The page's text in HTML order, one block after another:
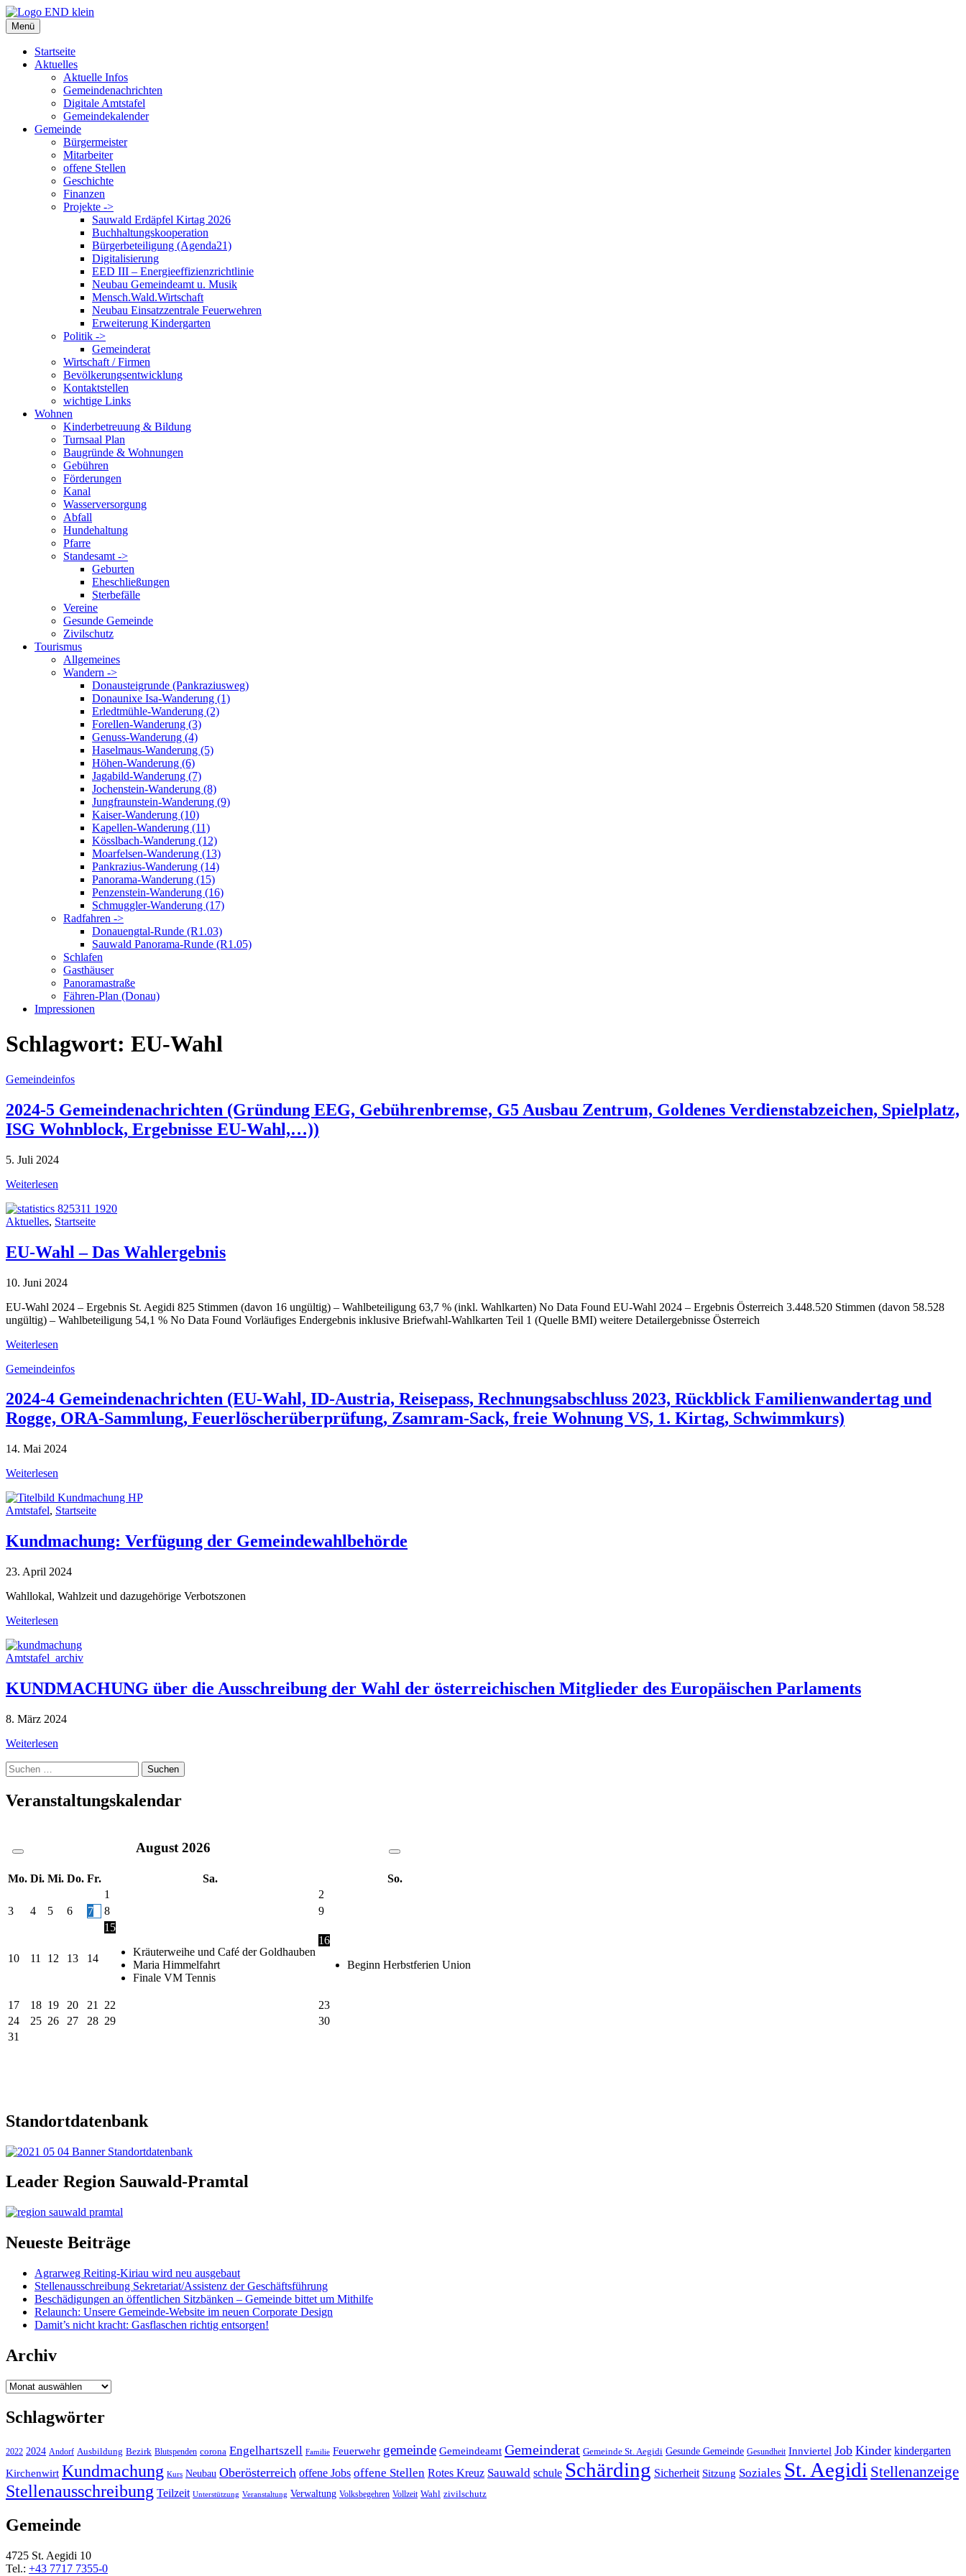
Zum
Inhalt
springen
Menü
Startseite
Aktuelles
Aktuelle Infos
Gemeindenachrichten
Digitale Amtstafel
Gemeindekalender
Gemeinde
Bürgermeister
Mitarbeiter
offene Stellen
Geschichte
Finanzen
Projekte ->
Sauwald Erdäpfel Kirtag 2026
Buchhaltungskooperation
Bürgerbeteiligung (Agenda21)
Digitalisierung
EED III – Energieeffizienzrichtlinie
Neubau Gemeindeamt u. Musik
Mensch.Wald.Wirtschaft
Neubau Einsatzzentrale Feuerwehren
Erweiterung Kindergarten
Politik ->
Gemeinderat
Wirtschaft / Firmen
Bevölkerungsentwicklung
Kontaktstellen
wichtige Links
Wohnen
Kinderbetreuung & Bildung
Turnsaal Plan
Baugründe & Wohnungen
Gebühren
Förderungen
Kanal
Wasserversorgung
Abfall
Hundehaltung
Pfarre
Standesamt ->
Geburten
Eheschließungen
Sterbefälle
Vereine
Gesunde Gemeinde
Zivilschutz
Tourismus
Allgemeines
Wandern ->
Donausteigrunde (Pankraziusweg)
Donaunixe Isa-Wanderung (1)
Erledtmühle-Wanderung (2)
Forellen-Wanderung (3)
Genuss-Wanderung (4)
Haselmaus-Wanderung (5)
Höhen-Wanderung (6)
Jagabild-Wanderung (7)
Jochenstein-Wanderung (8)
Jungfraunstein-Wanderung (9)
Kaiser-Wanderung (10)
Kapellen-Wanderung (11)
Kösslbach-Wanderung (12)
Moarfelsen-Wanderung (13)
Pankrazius-Wanderung (14)
Panorama-Wanderung (15)
Penzenstein-Wanderung (16)
Schmuggler-Wanderung (17)
Radfahren ->
Donauengtal-Runde (R1.03)
Sauwald Panorama-Runde (R1.05)
Schlafen
Gasthäuser
Panoramastraße
Fähren-Plan (Donau)
Impressionen
Schlagwort: EU-Wahl
Gemeindeinfos
2024-5 Gemeindenachrichten (Gründung EEG, Gebührenbremse, G5 Ausbau Zentrum, Goldenes Verdienstabzeichen, Spielplatz,
ISG Wohnblock, Ergebnisse EU-Wahl,…))
5. Juli 2024
Weiterlesen
Aktuelles, Startseite
EU-Wahl – Das Wahlergebnis
10. Juni 2024
EU-Wahl 2024 – Ergebnis St. Aegidi 825 Stimmen (davon 16 ungültig) – Wahlbeteiligung 63,7 % (inkl. Wahlkarten) No Data Found EU-Wahl 2024 – Ergebnis Österreich 3.448.520 Stimmen (davon 58.528
ungültig) – Wahlbeteiligung 54,1 % No Data Found Vorläufiges Endergebnis inklusive Briefwahl-Wahlkarten Teil 1 (Quelle BMI) weitere Detailergebnisse Österreich
Weiterlesen
Gemeindeinfos
2024-4 Gemeindenachrichten (EU-Wahl, ID-Austria, Reisepass, Rechnungsabschluss 2023, Rückblick Familienwandertag und
Rogge, ORA-Sammlung, Feuerlöscherüberprüfung, Zsamram-Sack, freie Wohnung VS, 1. Kirtag, Schwimmkurs)
14. Mai 2024
Weiterlesen
Amtstafel, Startseite
Kundmachung: Verfügung der Gemeindewahlbehörde
23. April 2024
Wahllokal, Wahlzeit und dazugehörige Verbotszonen
Weiterlesen
Amtstafel_archiv
KUNDMACHUNG über die Ausschreibung der Wahl der österreichischen Mitglieder des Europäischen Parlaments
8. März 2024
Weiterlesen
Suche
nach:
Veranstaltungskalendar
August 2026
Mo. Di. Mi. Do. Fr. Sa.
So.
1
2
3
4 5 6 7 8 9
10 11 12 13 14
15
Kräuterweihe und Café der Goldhauben
Maria Himmelfahrt
Finale VM Tennis
16
Beginn Herbstferien Union
17 18 19 20 21 22
23
24
25 26 27 28 29
30
31
Standortdatenbank
Leader Region Sauwald-Pramtal
Neueste Beiträge
Agrarweg Reiting-Kiriau wird neu ausgebaut
Stellenausschreibung Sekretariat/Assistenz der Geschäftsführung
Beschädigungen an öffentlichen Sitzbänken – Gemeinde bittet um Mithilfe
Relaunch: Unsere Gemeinde-Website im neuen Corporate Design
Damit’s nicht kracht: Gasflaschen richtig entsorgen!
Archiv
Archiv
Schlagwörter
2022 2024 Andorf Ausbildung Bezirk Blutspenden corona Engelhartszell Familie Feuerwehr gemeinde Gemeindeamt Gemeinderat Gemeinde St. Aegidi Gesunde Gemeinde Gesundheit Innviertel Job Kinder kindergarten
Kirchenwirt Kundmachung Kurs Neubau Oberösterreich offene Jobs offene Stellen Rotes Kreuz Sauwald schule Schärding Sicherheit Sitzung Soziales St. Aegidi Stellenanzeige
Stellenausschreibung Teilzeit Unterstützung Veranstaltung Verwaltung Volksbegehren Vollzeit Wahl zivilschutz
Gemeinde
4725 St. Aegidi 10
Tel.: +43 7717 7355-0